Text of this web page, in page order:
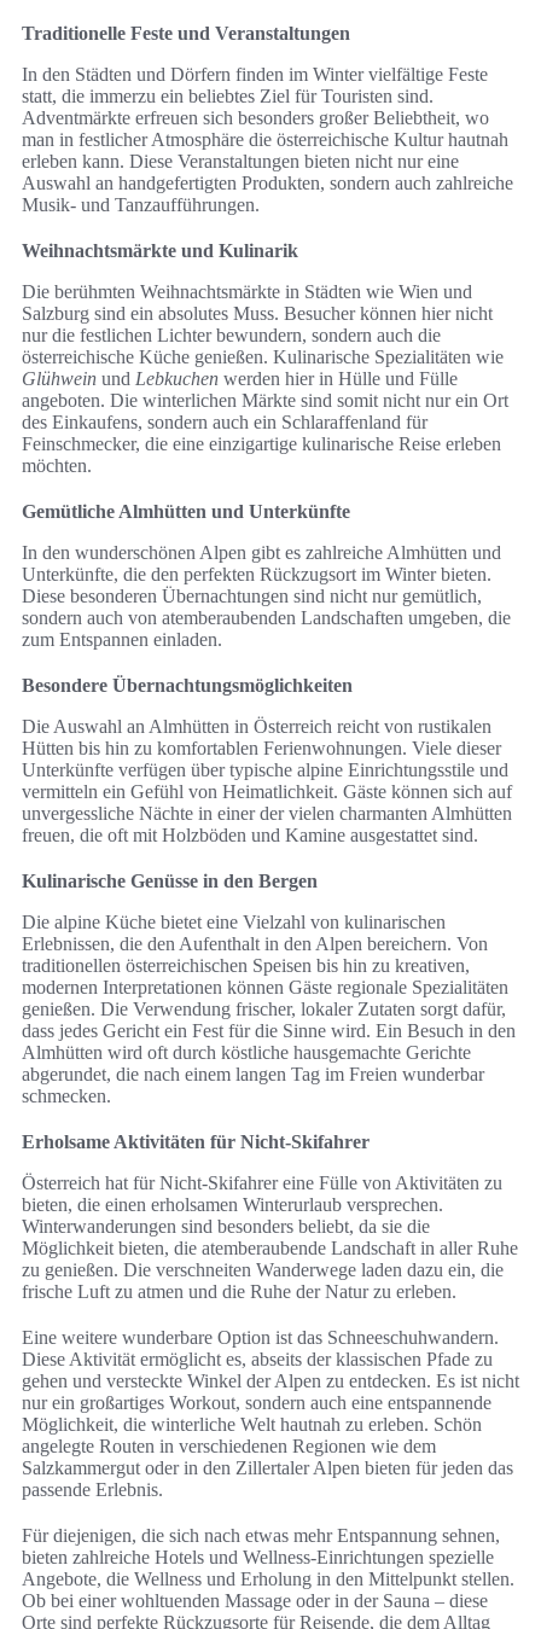
Traditionelle Feste und Veranstaltungen
In den Städten und Dörfern finden im Winter vielfältige Feste
statt, die immerzu ein beliebtes Ziel für Touristen sind.
Adventmärkte erfreuen sich besonders großer Beliebtheit, wo
man in festlicher Atmosphäre die österreichische Kultur hautnah
erleben kann. Diese Veranstaltungen bieten nicht nur eine
Auswahl an handgefertigten Produkten, sondern auch zahlreiche
Musik- und Tanzaufführungen.
Weihnachtsmärkte und Kulinarik
Die berühmten Weihnachtsmärkte in Städten wie Wien und
Salzburg sind ein absolutes Muss. Besucher können hier nicht
nur die festlichen Lichter bewundern, sondern auch die
österreichische Küche genießen. Kulinarische Spezialitäten wie
Glühwein und Lebkuchen werden hier in Hülle und Fülle
angeboten. Die winterlichen Märkte sind somit nicht nur ein Ort
des Einkaufens, sondern auch ein Schlaraffenland für
Feinschmecker, die eine einzigartige kulinarische Reise erleben
möchten.
Gemütliche Almhütten und Unterkünfte
In den wunderschönen Alpen gibt es zahlreiche Almhütten und
Unterkünfte, die den perfekten Rückzugsort im Winter bieten.
Diese besonderen Übernachtungen sind nicht nur gemütlich,
sondern auch von atemberaubenden Landschaften umgeben, die
zum Entspannen einladen.
Besondere Übernachtungsmöglichkeiten
Die Auswahl an Almhütten in Österreich reicht von rustikalen
Hütten bis hin zu komfortablen Ferienwohnungen. Viele dieser
Unterkünfte verfügen über typische alpine Einrichtungsstile und
vermitteln ein Gefühl von Heimatlichkeit. Gäste können sich auf
unvergessliche Nächte in einer der vielen charmanten Almhütten
freuen, die oft mit Holzböden und Kamine ausgestattet sind.
Kulinarische Genüsse in den Bergen
Die alpine Küche bietet eine Vielzahl von kulinarischen
Erlebnissen, die den Aufenthalt in den Alpen bereichern. Von
traditionellen österreichischen Speisen bis hin zu kreativen,
modernen Interpretationen können Gäste regionale Spezialitäten
genießen. Die Verwendung frischer, lokaler Zutaten sorgt dafür,
dass jedes Gericht ein Fest für die Sinne wird. Ein Besuch in den
Almhütten wird oft durch köstliche hausgemachte Gerichte
abgerundet, die nach einem langen Tag im Freien wunderbar
schmecken.
Erholsame Aktivitäten für Nicht-Skifahrer
Österreich hat für Nicht-Skifahrer eine Fülle von Aktivitäten zu
bieten, die einen erholsamen Winterurlaub versprechen.
Winterwanderungen sind besonders beliebt, da sie die
Möglichkeit bieten, die atemberaubende Landschaft in aller Ruhe
zu genießen. Die verschneiten Wanderwege laden dazu ein, die
frische Luft zu atmen und die Ruhe der Natur zu erleben.
Eine weitere wunderbare Option ist das Schneeschuhwandern.
Diese Aktivität ermöglicht es, abseits der klassischen Pfade zu
gehen und versteckte Winkel der Alpen zu entdecken. Es ist nicht
nur ein großartiges Workout, sondern auch eine entspannende
Möglichkeit, die winterliche Welt hautnah zu erleben. Schön
angelegte Routen in verschiedenen Regionen wie dem
Salzkammergut oder in den Zillertaler Alpen bieten für jeden das
passende Erlebnis.
Für diejenigen, die sich nach etwas mehr Entspannung sehnen,
bieten zahlreiche Hotels und Wellness-Einrichtungen spezielle
Angebote, die Wellness und Erholung in den Mittelpunkt stellen.
Ob bei einer wohltuenden Massage oder in der Sauna – diese
Orte sind perfekte Rückzugsorte für Reisende, die dem Alltag